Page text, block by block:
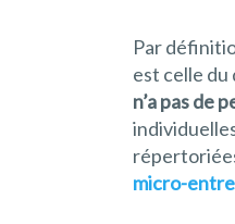
Par
est celle
n’a pas de
micro-